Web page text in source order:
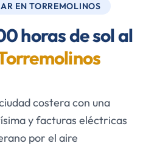
EN TORREMOLINOS
horas de sol al
costera con una
y facturas eléctricas
por el aire